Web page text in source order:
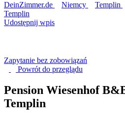
DeinZimmer.de
Niemcy Templin
Templin
Udostępnij wpis
Zapytanie bez zobowiązań
Powrót do przeglądu
Pension Wiesenhof
Templin